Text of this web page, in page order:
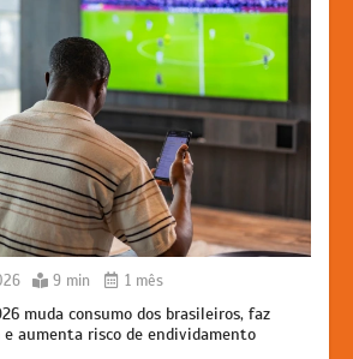
9 min 1 mês
muda consumo dos brasileiros, faz
e aumenta risco de endividamento